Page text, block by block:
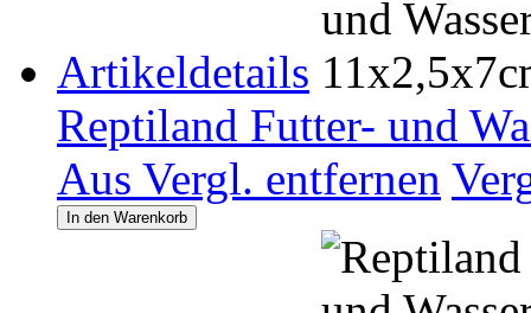
Artikeldetails
Reptiland Futter- und
Aus Vergl. entfernen
In den Warenkorb